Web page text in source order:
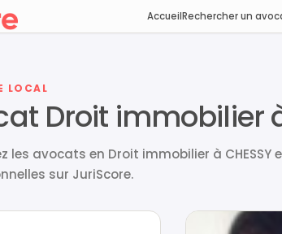
AccueilRechercher un
LOCAL
Droit immobilier
les avocats en Droit immobilier à
sur JuriScore.